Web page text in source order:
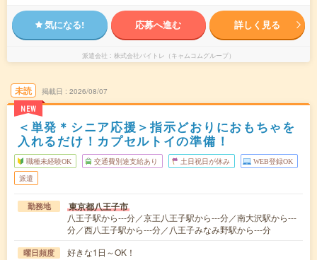
気になる! 応募へ進む 詳しく見る
派遣会社 株式会社バイトレ（キャムコムグループ）
未読
NEW
掲載日 2026/08/07
＜単発＊シニア応援＞指示どおりにおもちゃを
入れるだけ！カプセルトイの準備！
職種未経験OK 交通費別途支給あり 土日祝日が休み WEB登録OK
派遣
勤務地 東京都八王子市
八王子駅から---分／京王八王子駅から---分／南大沢駅から---
分／西八王子駅から---分／八王子みなみ野駅から---分
曜日頻度 好きな1日～OK！